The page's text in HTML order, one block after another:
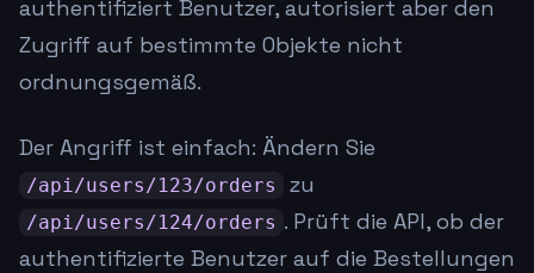
authentifiziert Benutzer, autorisiert aber den
Zugriff auf bestimmte Objekte nicht
ordnungsgemäß.
Der Angriff ist einfach: Ändern Sie
/api/users/123/orders zu
/api/users/124/orders . Prüft die API, ob der
authentifizierte Benutzer auf die Bestellungen